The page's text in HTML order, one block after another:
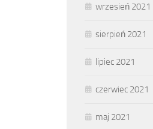
wrzesień 2021
sierpień 2021
lipiec 2021
czerwiec 2021
maj 2021